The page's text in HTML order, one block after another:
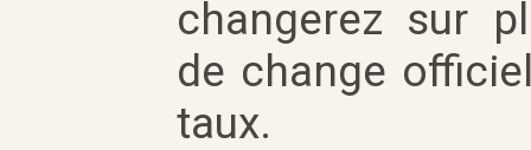
changerez sur
de change
taux.